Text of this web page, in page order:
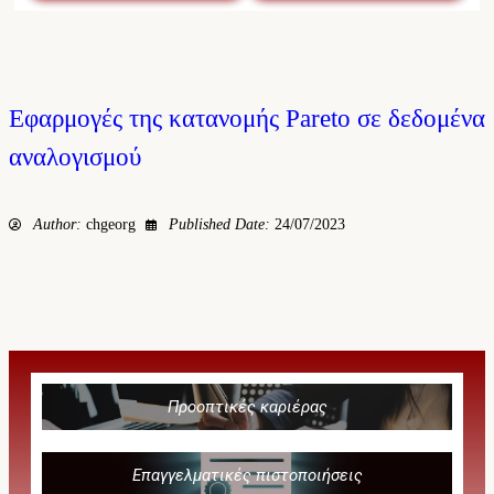
Εφαρμογές της κατανομής Pareto σε δεδομένα
αναλογισμού
Author: chgeorg Published Date: 24/07/2023
Προοπτικές καριέρας
Επαγγελματικές πιστοποιήσεις